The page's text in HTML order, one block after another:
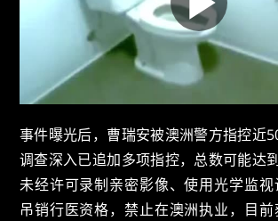
事件曝光后，曹瑞安被澳洲警方指控近
调查深入已追加多项指控，总数可能达
未经许可录制亲密影像、使用光学监
吊销行医资格，禁止在澳洲执业，目